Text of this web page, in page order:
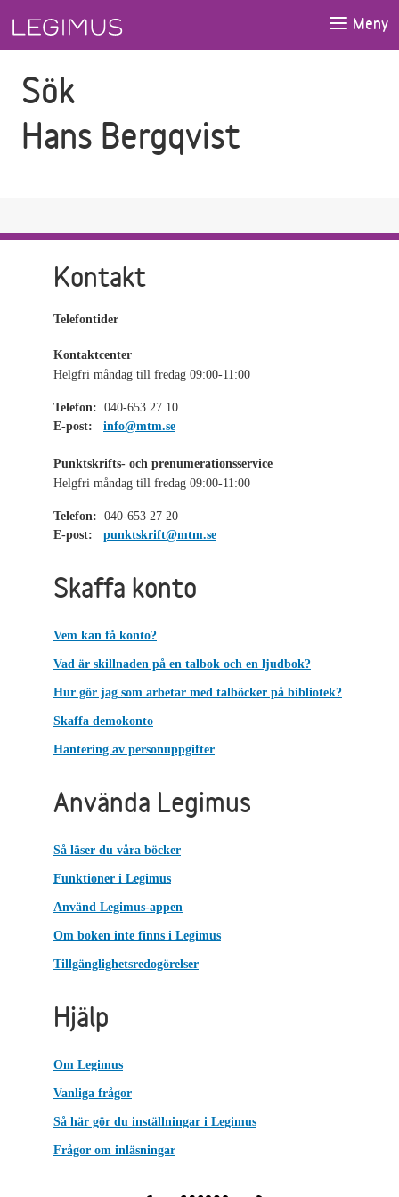
Meny
Sök
Hans Bergqvist
Kontakt
Telefontider
Kontaktcenter
Helgfri måndag till fredag 09:00-11:00
Telefon: 040-653 27 10
E-post:
info@mtm.se
Punktskrifts- och prenumerationsservice
Helgfri måndag till fredag 09:00-11:00
Telefon: 040-653 27 20
E-post:
punktskrift@mtm.se
Skaffa konto
Vem kan få konto?
Vad är skillnaden på en talbok och en ljudbok?
Hur gör jag som arbetar med talböcker på bibliotek?
Skaffa demokonto
Hantering av personuppgifter
Använda Legimus
Så läser du våra böcker
Funktioner i Legimus
Använd Legimus-appen
Om boken inte finns i Legimus
Tillgänglighetsredogörelser
Hjälp
Om Legimus
Vanliga frågor
Så här gör du inställningar i Legimus
Frågor om inläsningar